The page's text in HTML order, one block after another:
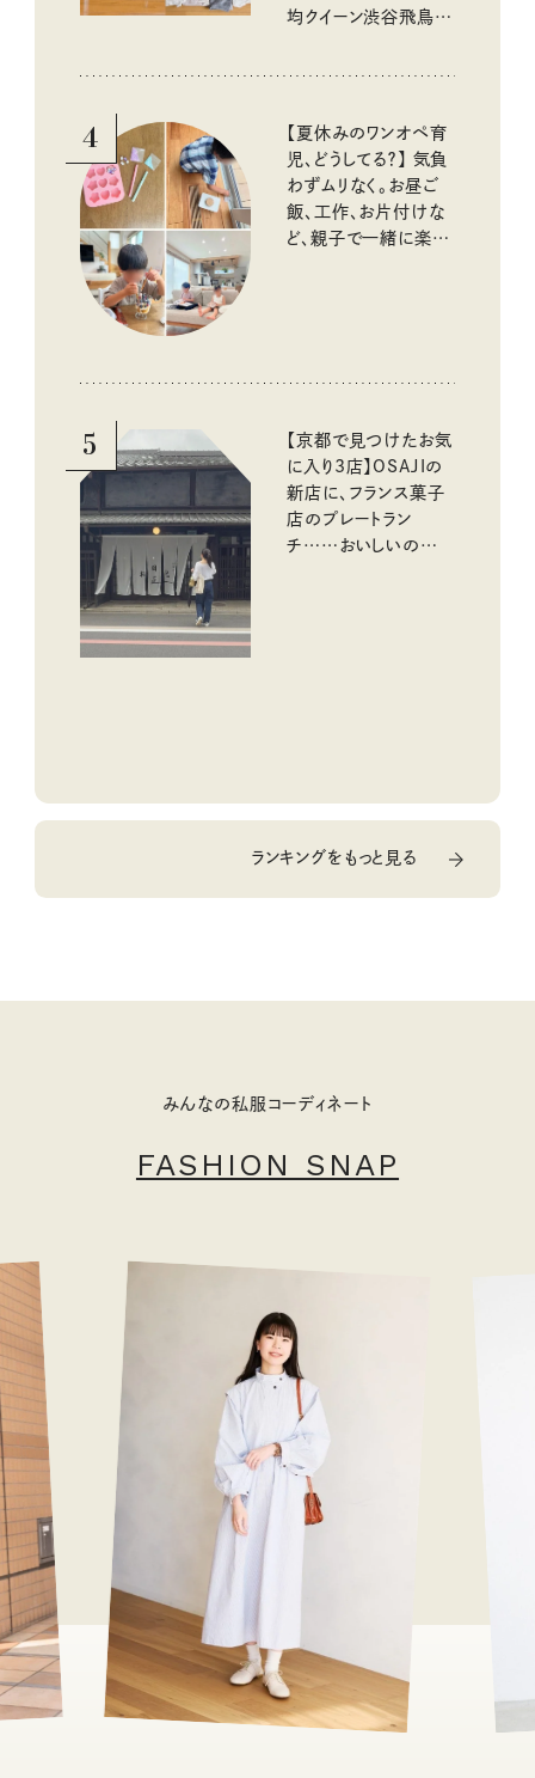
均クイーン渋谷飛鳥の
4
【夏休みのワンオペ育
児、どうしてる？】 気負
わずムリなく。お昼ご
飯、工作、お片付けな
ど、親子で一緒に楽し
5
【京都で見つけたお気
に入り3店】OSAJIの
新店に、フランス菓子
店のプレートラン
チ……おいしいのんび
ランキングをもっと見る
みんなの私服コーディネート
FASHION SNAP